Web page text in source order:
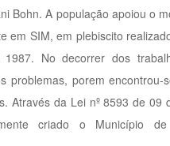
Bohn. A população apoiou o
em SIM, em plebiscito
No decorrer dos
problemas, porem encontrou-
Através da Lei nº 8593 de 09
criado o Município de